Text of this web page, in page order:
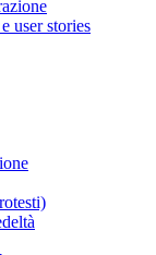
user stories